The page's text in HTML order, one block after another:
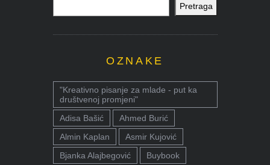
Pretraga
OZNAKE
"Kreativno pisanje za mlade - put ka
društvenoj promjeni"
Adisa Bašić
Ahmed Burić
Almin Kaplan
Asmir Kujović
Bjanka Alajbegović
Buybook